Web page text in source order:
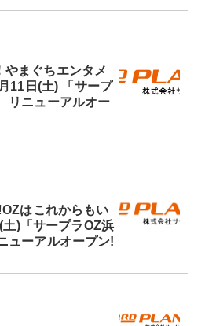
やまぐちエンタメ
11日(土) 「サープ
リニューアルオー
はこれからもい
)「サープラOZ浜
ューアルオープン!